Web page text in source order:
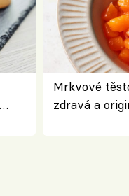
Mrkvové
zdravá a